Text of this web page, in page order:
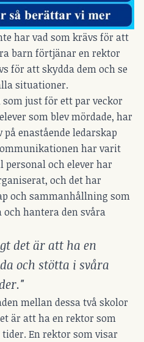
har vad som krävs för att
barn förtjänar en rektor
för att skydda dem och se
situationer.
just för ett par veckor
som blev mördade, har
enastående ledarskap
har varit
och elever har
och det har
och sammanhållning som
hantera den svåra
det är att ha en
och stötta i svåra
mellan dessa två skolor
är att ha en rektor som
En rektor som visar